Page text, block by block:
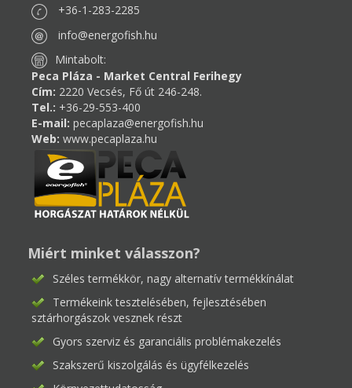
+36-1-283-2285
info@energofish.hu
Mintabolt:
Peca Pláza - Market Central Ferihegy
Cím: 2220 Vecsés, Fő út 246-248.
Tel.: +36-29-553-400
E-mail: pecaplaza@energofish.hu
Web: www.pecaplaza.hu
Miért minket válasszon?
Széles termékkör, nagy alternatív termékkínálat
Termékeink tesztelésében, fejlesztésében
sztárhorgászok vesznek részt
Gyors szerviz és garanciális problémakezelés
Szakszerű kiszolgálás és ügyfélkezelés